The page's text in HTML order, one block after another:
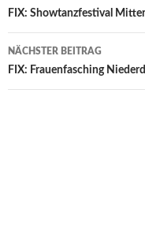
navigation
FIX: Showtanzfestival
NÄCHSTER BEITRAG
FIX: Frauenfasching